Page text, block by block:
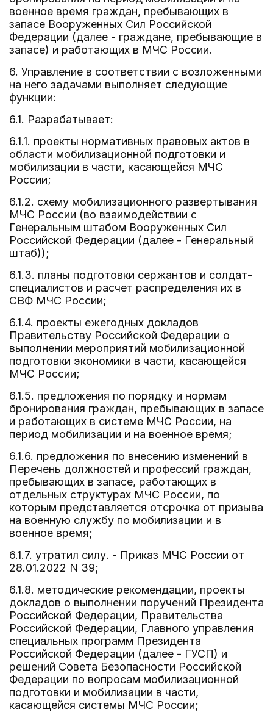
военное время граждан, пребывающих в
запасе Вооруженных Сил Российской
Федерации (далее - граждане, пребывающие в
запасе) и работающих в МЧС России.
6. Управление в соответствии с возложенными
на него задачами выполняет следующие
функции:
6.1. Разрабатывает:
6.1.1. проекты нормативных правовых актов в
области мобилизационной подготовки и
мобилизации в части, касающейся МЧС
России;
6.1.2. схему мобилизационного развертывания
МЧС России (во взаимодействии с
Генеральным штабом Вооруженных Сил
Российской Федерации (далее - Генеральный
штаб));
6.1.3. планы подготовки сержантов и солдат-
специалистов и расчет распределения их в
СВФ МЧС России;
6.1.4. проекты ежегодных докладов
Правительству Российской Федерации о
выполнении мероприятий мобилизационной
подготовки экономики в части, касающейся
МЧС России;
6.1.5. предложения по порядку и нормам
бронирования граждан, пребывающих в запасе
и работающих в системе МЧС России, на
период мобилизации и на военное время;
6.1.6. предложения по внесению изменений в
Перечень должностей и профессий граждан,
пребывающих в запасе, работающих в
отдельных структурах МЧС России, по
которым представляется отсрочка от призыва
на военную службу по мобилизации и в
военное время;
6.1.7. утратил силу. - Приказ МЧС России от
28.01.2022 N 39;
6.1.8. методические рекомендации, проекты
докладов о выполнении поручений Президента
Российской Федерации, Правительства
Российской Федерации, Главного управления
специальных программ Президента
Российской Федерации (далее - ГУСП) и
решений Совета Безопасности Российской
Федерации по вопросам мобилизационной
подготовки и мобилизации в части,
касающейся системы МЧС России;